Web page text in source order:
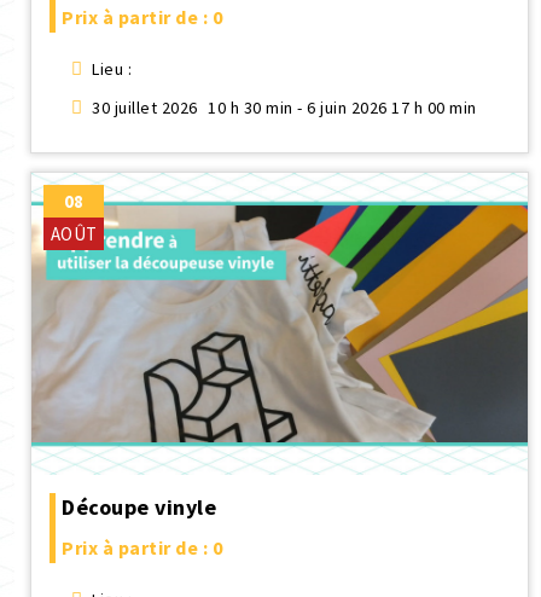
Prix à partir de : 0
Lieu :
30 juillet 2026 10 h 30 min - 6 juin 2026 17 h 00 min
08
AOÛT
Découpe vinyle
Prix à partir de : 0